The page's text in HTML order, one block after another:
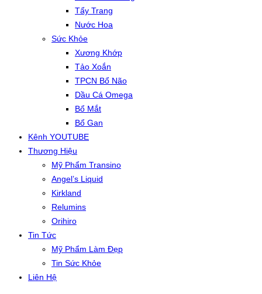
Tẩy Trang
Nước Hoa
Sức Khỏe
Xương Khớp
Tảo Xoắn
TPCN Bổ Não
Dầu Cá Omega
Bổ Mắt
Bổ Gan
Kênh YOUTUBE
Thương Hiệu
Mỹ Phẩm Transino
Angel’s Liquid
Kirkland
Relumins
Orihiro
Tin Tức
Mỹ Phẩm Làm Đẹp
Tin Sức Khỏe
Liên Hệ